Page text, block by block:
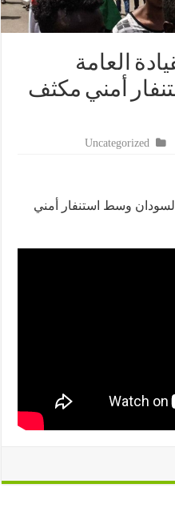
العامة
أمني مكثف
Uncategorized
وسط استنفار أمني